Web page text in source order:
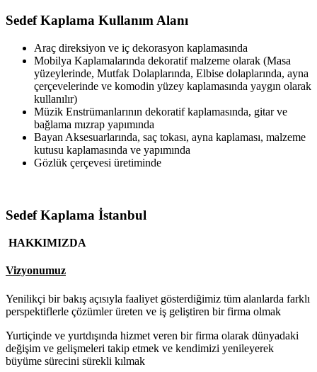
Sedef Kaplama Kullanım Alanı
Araç direksiyon ve iç dekorasyon kaplamasında
Mobilya Kaplamalarında dekoratif malzeme olarak (Masa
yüzeylerinde, Mutfak Dolaplarında, Elbise dolaplarında, ayna
çerçevelerinde ve komodin yüzey kaplamasında yaygın olarak
kullanılır)
Müzik Enstrümanlarının dekoratif kaplamasında, gitar ve
bağlama mızrap yapımında
Bayan Aksesuarlarında, saç tokası, ayna kaplaması, malzeme
kutusu kaplamasında ve yapımında
Gözlük çerçevesi üretiminde
Sedef Kaplama İstanbul
HAKKIMIZDA
Vizyonumuz
Yenilikçi bir bakış açısıyla faaliyet gösterdiğimiz tüm alanlarda farklı
perspektiflerle çözümler üreten ve iş geliştiren bir firma olmak
Yurtiçinde ve yurtdışında hizmet veren bir firma olarak dünyadaki
değişim ve gelişmeleri takip etmek ve kendimizi yenileyerek
büyüme sürecini sürekli kılmak